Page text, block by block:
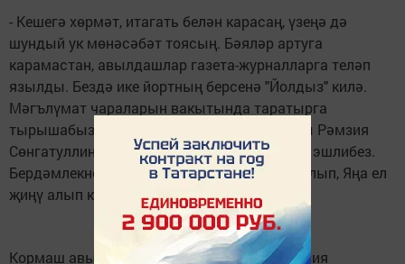
- Кешегә хөрмәт, итагать белән карасаң, үзеңә дә
шундый ук мөнәсәбәт тоясың. Бәяләр артуга
карамастан, авылдашлар газета-журналларга теләп
язылды. Бездә ике йортның берсенә "Йолдыз" килә.
Мәгълүмат чараларын вакытында таратырга
тырышабыз. Кормаш авылы хат ташучысы Рәмзия
Сөнгатуллина белән аңлашып, ярдәмләшеп эшлибез.
Бердәмлекнең, тырышлыкның нәтиҗәсе булып, Яңа ел
җиңү алып килде, - ди мөдир үзе.
Кормаш авылында хат ташучы булып Рәмзия